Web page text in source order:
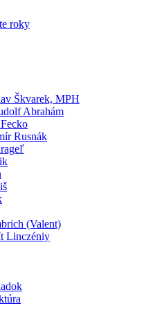
roky
Škvarek, MPH
Abrahám
Rusnák
(Valent)
Linczéniy